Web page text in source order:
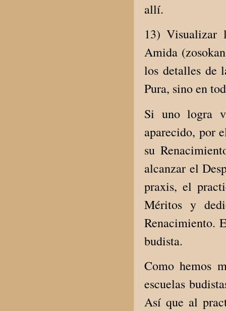
allí.
13) Visualizar
Amida
los detalles de
Pura, sino en
Si uno logra
aparecido, por
su
alcanzar el
praxis, el
Méritos y
Renacimiento.
budista.
Como hemos
escuelas
Así que al